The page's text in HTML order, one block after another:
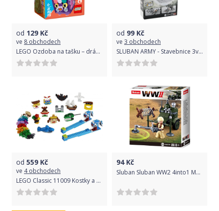
od 129 Kč
ve 8 obchodech
LEGO Ozdoba na tašku – dráček 41939
od 99 Kč
ve 3 obchodech
SLUBAN ARMY - Stavebnice 3v1 - Vyloďovací člun
od 559 Kč
ve 4 obchodech
LEGO Classic 11009 Kostky a světla
94Kč
Sluban Sluban WW2 4into1 M38-B0678D Detektor min